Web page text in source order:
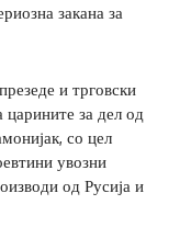
закана за
и трговски
за дел од
со цел
увозни
од Русија и